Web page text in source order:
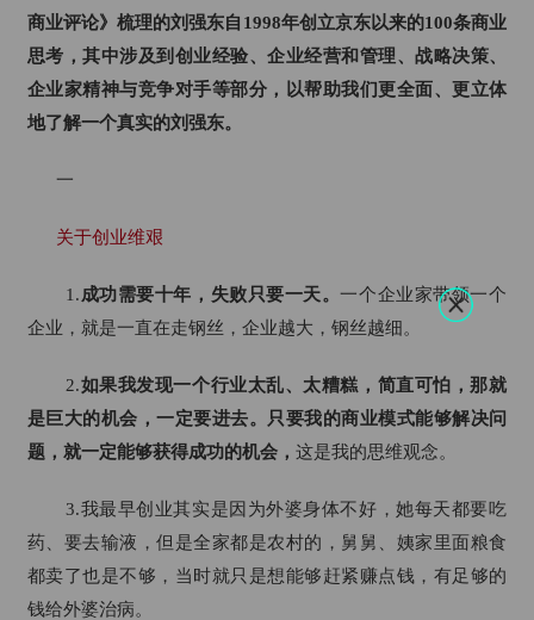
商业评论》梳理的刘强东自1998年创立京东以来的100条商业
思考，其中涉及到创业经验、企业经营和管理、战略决策、
企业家精神与竞争对手等部分，以帮助我们更全面、更立体
地了解一个真实的刘强东。
一
关于创业维艰
1.成功需要十年，失败只要一天。一个企业家带领一个
企业，就是一直在走钢丝，企业越大，钢丝越细。
2.如果我发现一个行业太乱、太糟糕，简直可怕，那就
是巨大的机会，一定要进去。只要我的商业模式能够解决问
题，就一定能够获得成功的机会， 这是我的思维观念。
3.我最早创业其实是因为外婆身体不好，她每天都要吃
药、要去输液，但是全家都是农村的，舅舅、姨家里面粮食
都卖了也是不够，当时就只是想能够赶紧赚点钱，有足够的
钱给外婆治病。